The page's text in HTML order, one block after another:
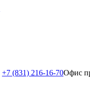
+7 (831) 216-16-70Офис